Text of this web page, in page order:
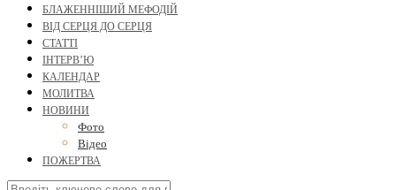
БЛАЖЕННІШИЙ МЕФОДІЙ
ВІД СЕРЦЯ ДО СЕРЦЯ
СТАТТІ
ІНТЕРВ’Ю
КАЛЕНДАР
МОЛИТВА
НОВИНИ
Фото
Відео
ПОЖЕРТВА